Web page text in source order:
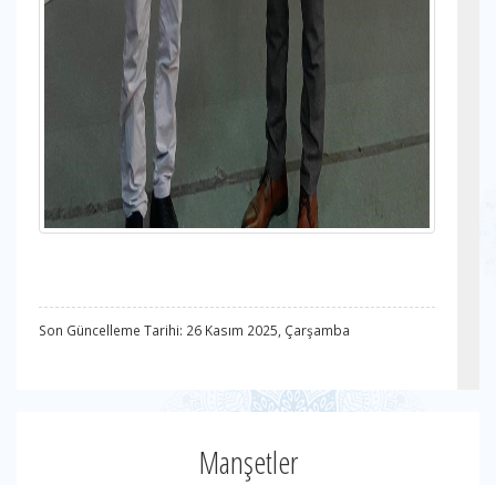
Son Güncelleme Tarihi: 26 Kasım 2025, Çarşamba
Manşetler